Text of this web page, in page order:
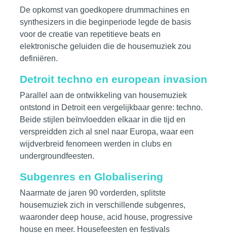
De opkomst van goedkopere drummachines en
synthesizers in die beginperiode legde de basis
voor de creatie van repetitieve beats en
elektronische geluiden die de housemuziek zou
definiëren.
Detroit techno en european invasion
Parallel aan de ontwikkeling van housemuziek
ontstond in Detroit een vergelijkbaar genre: techno.
Beide stijlen beïnvloedden elkaar in die tijd en
verspreidden zich al snel naar Europa, waar een
wijdverbreid fenomeen werden in clubs en
undergroundfeesten.
Subgenres en Globalisering
Naarmate de jaren 90 vorderden, splitste
housemuziek zich in verschillende subgenres,
waaronder deep house, acid house, progressive
house en meer. Housefeesten en festivals